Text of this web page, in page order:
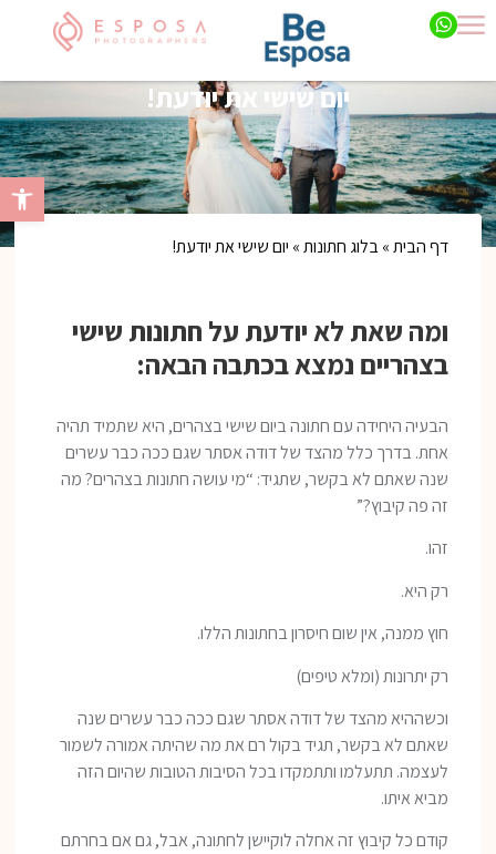
פתח
יום שישי את יודעת!
דף הבית»בלוג חתונות» יום שישי את יודעת!
ומה שאת לא יודעת על חתונות שישי
בצהריים נמצא בכתבה הבאה:
הבעיה היחידה עם חתונה ביום שישי בצהרים, היא שתמיד תהיה
אחת. בדרך כלל מהצד של דודה אסתר שגם ככה כבר עשרים
שנה שאתם לא בקשר, שתגיד: “מי עושה חתונות בצהרים? מה
זה פה קיבוץ?”
זהו.
רק היא.
חוץ ממנה, אין שום חיסרון בחתונות הללו.
רק יתרונות (ומלא טיפים)
וכשההיא מהצד של דודה אסתר שגם ככה כבר עשרים שנה
שאתם לא בקשר, תגיד בקול רם את מה שהיתה אמורה לשמור
לעצמה. תתעלמו ותתמקדו בכל הסיבות הטובות שהיום הזה
מביא איתו.
קודם כל קיבוץ זה אחלה לוקיישן לחתונה, אבל, גם אם בחרתם